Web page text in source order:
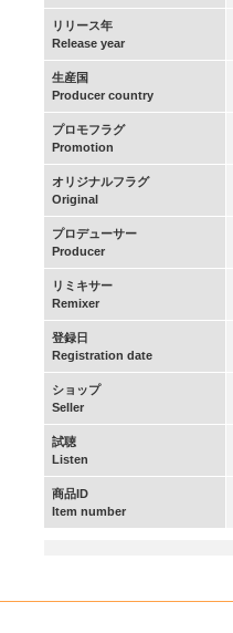
リリース年
Release year
生産国
Producer country
プロモフラグ
Promotion
オリジナルフラグ
Original
プロデューサー
Producer
リミキサー
Remixer
登録日
Registration date
ショップ
Seller
試聴
Listen
商品ID
Item number